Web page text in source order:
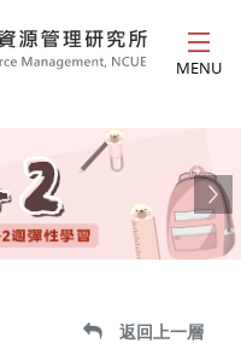
MENU
返回上一層